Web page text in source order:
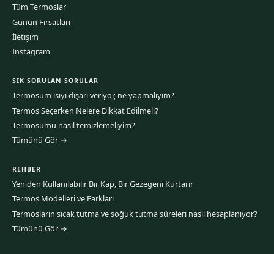
Tüm Termoslar
Günün Fırsatları
İletişim
Instagram
SIK SORULAN SORULAR
Termosum ısıyı dışarı veriyor, ne yapmalıyım?
Termos Seçerken Nelere Dikkat Edilmeli?
Termosumu nasıl temizlemeliyim?
Tümünü Gör →
REHBER
Yeniden Kullanılabilir Bir Kap, Bir Gezegeni Kurtarır
Termos Modelleri ve Farkları
Termosların sıcak tutma ve soğuk tutma süreleri nasıl hesaplanıyor?
Tümünü Gör →